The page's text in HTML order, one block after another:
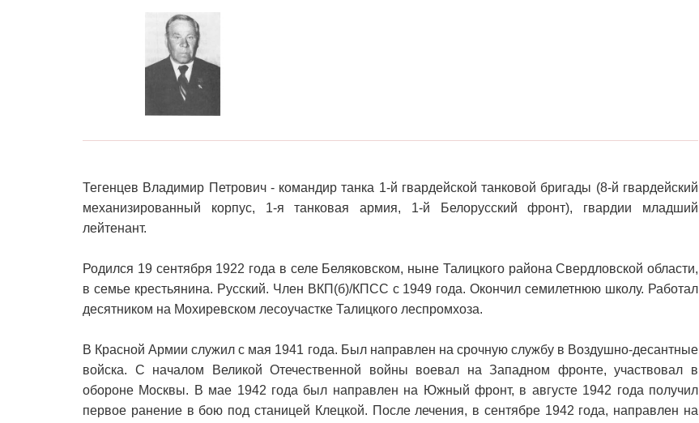
Тегенцев Владимир Петрович - командир танка 1-й гвардейской танковой бригады (8-й гвардейский
механизированный корпус, 1-я танковая армия, 1-й Белорусский фронт), гвардии младший
лейтенант.
Родился 19 сентября 1922 года в селе Беляковском, ныне Талицкого района Свердловской области,
в семье крестьянина. Русский. Член ВКП(б)/КПСС с 1949 года. Окончил семилетнюю школу. Работал
десятником на Мохиревском лесоучастке Талицкого леспромхоза.
В Красной Армии служил с мая 1941 года. Был направлен на срочную службу в Воздушно-десантные
войска. С началом Великой Отечественной войны воевал на Западном фронте, участвовал в
обороне Москвы. В мае 1942 года был направлен на Южный фронт, в августе 1942 года получил
первое ранение в бою под станицей Клецкой. После лечения, в сентябре 1942 года, направлен на